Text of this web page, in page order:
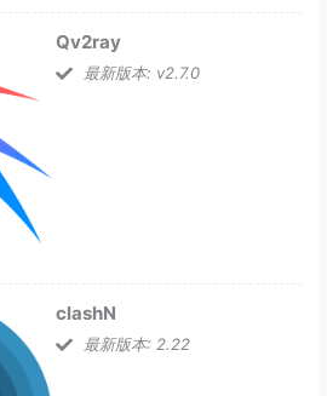
Qv2ray
最新版本: v2.7.0
clashN
最新版本: 2.22